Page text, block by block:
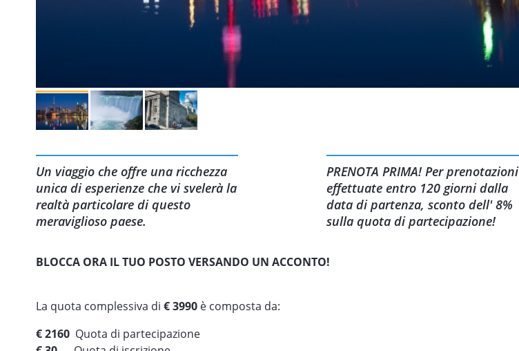
Un viaggio che offre una ricchezza
unica di esperienze che vi svelerà la
realtà particolare di questo
meraviglioso paese.
PRENOTA PRIMA! Per prenotazioni
effettuate entro 120 giorni dalla
data di partenza, sconto dell' 8%
sulla quota di partecipazione!
BLOCCA ORA IL TUO POSTO VERSANDO UN ACCONTO!
La quota complessiva di € 3990 è composta da:
€ 2160 Quota di partecipazione